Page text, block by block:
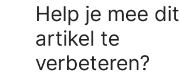
Help je mee dit
artikel te
verbeteren?